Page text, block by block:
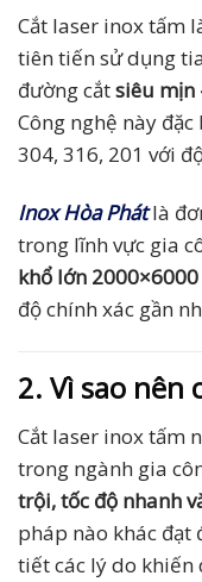
Cắt laser inox tấm
tiên tiến sử dụng
đường cắtsiêu mịn
Công nghệ này
304, 316, 201 với
Inox Hòa Phátlà
trong lĩnh vực gia
khổ lớn
độ chính xác gần
2. Vì sao nên
Cắt laser inox tấm
trong ngành gia
trội, tốc độ nhanh
pháp nào khác đạt
tiết các lý do khiến